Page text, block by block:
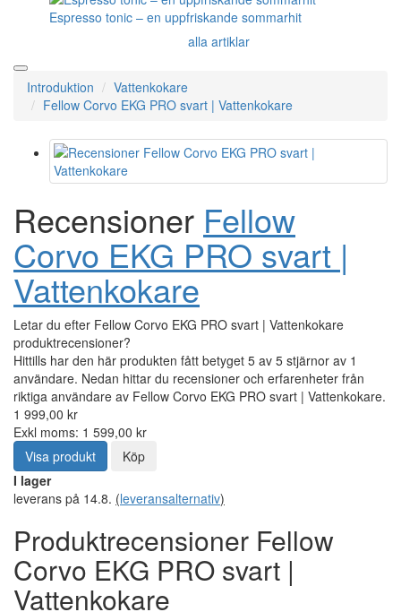
Espresso tonic – en uppfriskande sommarhit
alla artiklar
Introduktion
Vattenkokare
Fellow Corvo EKG PRO svart | Vattenkokare
Recensioner Fellow
Corvo EKG PRO svart |
Vattenkokare
Letar du efter Fellow Corvo EKG PRO svart | Vattenkokare
produktrecensioner?
Hittills har den här produkten fått betyget 5 av 5 stjärnor av 1
användare. Nedan hittar du recensioner och erfarenheter från
riktiga användare av Fellow Corvo EKG PRO svart | Vattenkokare.
1 999,00 kr
Exkl moms: 1 599,00 kr
Visa produkt
Köp
I lager
leverans på 14.8. (leveransalternativ)
Produktrecensioner Fellow
Corvo EKG PRO svart |
Vattenkokare